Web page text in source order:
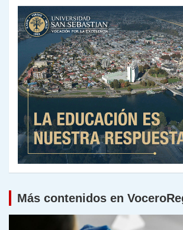
Más contenidos en